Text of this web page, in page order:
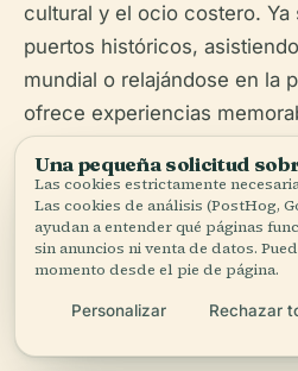
cultural y el ocio costero. Ya
puertos históricos,
mundial o relajándose en la
ofrece experiencias
año. Para actualizaciones
de viaje y consejos de
aplicación Audiala y siga
redes sociales. ¡Comience
costera holandesa hoy mismo!
Una pequeña solicitud
Las cookies estrictamente
Las cookies de análisis (PostHog,
ayudan a entender qué páginas
sin anuncios ni venta de datos.
momento desde el pie de página.
Personalizar Rechazar